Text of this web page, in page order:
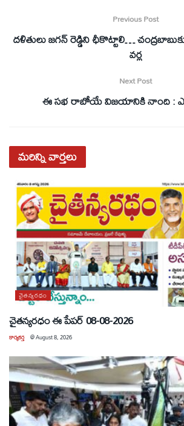
Previous Post
దళితులు జగన్‌ రెడ్డిని ఛీకొట్టాలి…
వర్ల
Next Post
ఈ సభ రాబోయే విజయానికి నాంది :
మరిన్నివార్తలు
చైతన్యరధం
చైతన్యరధం ఈ పేపర్ 08-08-2026
కార్యకర్త @August 8, 2026